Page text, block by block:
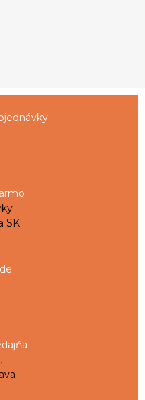
SK